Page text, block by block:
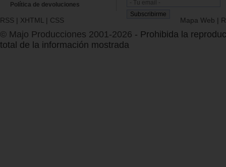
Política de devoluciones
RSS | XHTML | CSS Mapa Web |
© Majo Producciones 2001-2026 - Prohibida la
total de la información mostrada